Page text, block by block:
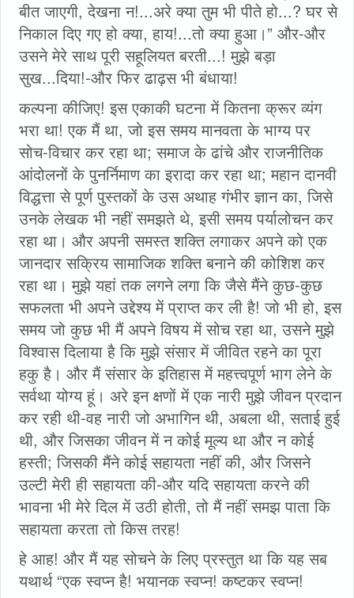
बीत जाएगी, देखना न!...अरे क्या तुम भी पीते हो...? घर से
निकाल दिए गए हो क्या, हाय!...तो क्या हुआ।” और-और
उसने मेरे साथ पूरी सहूलियत बरती...! मुझे बड़ा
सुख...दिया!-और फिर ढाढ़स भी बंधाया!
कल्पना कीजिए! इस एकाकी घटना में कितना क्रूर व्यंग
भरा था! एक मैं था, जो इस समय मानवता के भाग्य पर
सोच-विचार कर रहा था; समाज के ढांचे और राजनीतिक
आंदोलनों के पुनर्निमाण का इरादा कर रहा था; महान दानवी
विद्धत्ता से पूर्ण पुस्तकों के उस अथाह गंभीर ज्ञान का, जिसे
उनके लेखक भी नहीं समझते थे, इसी समय पर्यालोचन कर
रहा था। और अपनी समस्त शक्ति लगाकर अपने को एक
जानदार सक्रिय सामाजिक शक्ति बनाने की कोशिश कर
रहा था। मुझे यहां तक लगने लगा कि जैसे मैंने कुछ-कुछ
सफलता भी अपने उद्देश्य में प्राप्त कर ली है! जो भी हो, इस
समय जो कुछ भी मैं अपने विषय में सोच रहा था, उसने मुझे
विश्वास दिलाया है कि मुझे संसार में जीवित रहने का पूरा
हकु है। और मैं संसार के इतिहास में महत्त्वपूर्ण भाग लेने के
सर्वथा योग्य हूं। अरे इन क्षणों में एक नारी मुझे जीवन प्रदान
कर रही थी-वह नारी जो अभागिन थी, अबला थी, सताई हुई
थी, और जिसका जीवन में न कोई मूल्य था और न कोई
हस्ती; जिसकी मैंने कोई सहायता नहीं की, और जिसने
उल्टी मेरी ही सहायता की-और यदि सहायता करने की
भावना भी मेरे दिल में उठी होती, तो मैं नहीं समझ पाता कि
सहायता करता तो किस तरह!
हे आह! और मैं यह सोचने के लिए प्रस्तुत था कि यह सब
यथार्थ “एक स्वप्न है! भयानक स्वप्न! कष्टकर स्वप्न!